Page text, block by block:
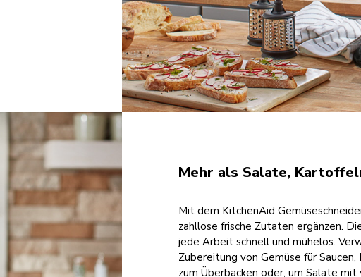
Mehr als Salate,
Mit dem KitchenAid
zahllose frische Zutaten ergänzen.
jede Arbeit schnell und mühelos.
Zubereitung von Gemüse für
zum Überbacken oder, um Salate